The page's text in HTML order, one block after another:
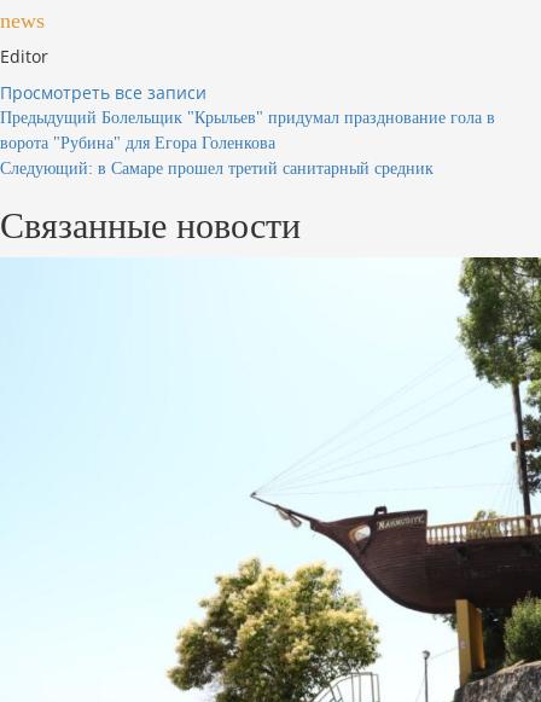
news
Editor
Просмотреть все записи
Навигация
по
записям
Предыдущий Болельщик "Крыльев" придумал празднование гола в
ворота "Рубина" для Егора Голенкова
Следующий: в Самаре прошел третий санитарный средник
Связанные новости